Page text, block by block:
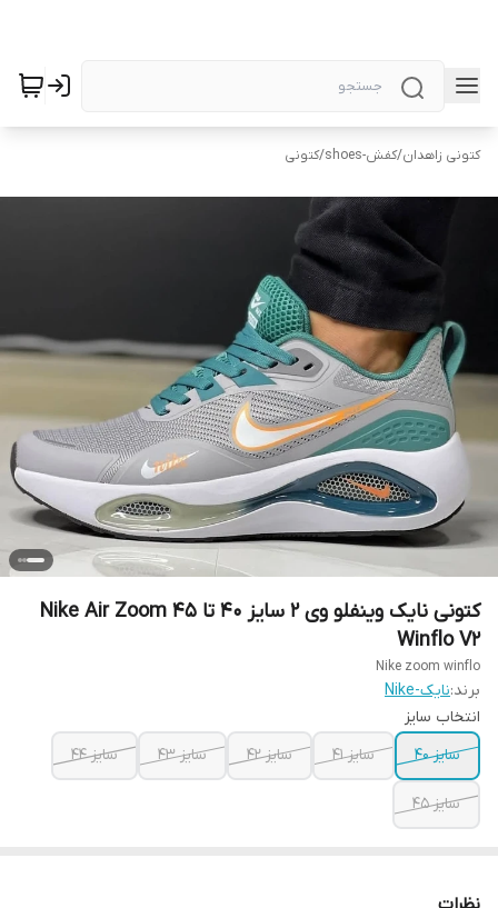
کتونی زاهدان/کفش-shoes /کتونی
کتونی نایک وینفلو وی 2 سایز ۴۰ تا ۴۵ Nike Air Zoom
Winflo V2
Nike zoom winflo
برند:نایک-Nike
انتخاب سایز
سایز ۴۰
سایز ۴۱ سایز ۴۲ سایز ۴۳ سایز ۴۴
سایز ۴۵